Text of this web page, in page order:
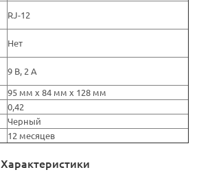
RJ-12
Нет
9 В, 2 А
95 мм х 84 мм х 128 мм
0,42
Черный
12 месяцев
Характеристики